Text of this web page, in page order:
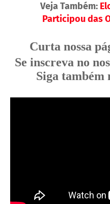
Veja Também:
Participou das
Curta nossa
Se inscreva no
Siga também